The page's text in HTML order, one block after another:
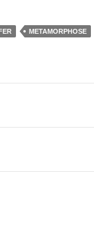
METAMORPHOSE